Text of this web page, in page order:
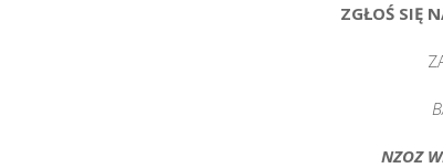
ZGŁOŚ SIĘ
NZOZ